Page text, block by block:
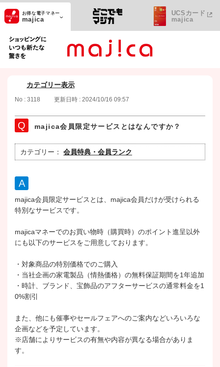
ショッピングにいつも新たな驚きを
お得な電子マネー
majica
UCSカード
majica
カテゴリー表示
No : 3118 更新日時 : 2024/10/16 09:57
majica会員限定サービスとはなんですか？
カテゴリー： 会員特典・会員ランク
majica会員限定サービスとは、majica会員だけが受けられる
特別なサービスです。
majicaマネーでのお買い物時（購買時）のポイント進呈以外
にも以下のサービスをご用意しております。
・対象商品の特別価格でのご購入
・当社企画の家電製品（情熱価格）の無料保証期間を1年追加
・時計、ブランド、宝飾品のアフターサービスの通常料金を1
0%割引
また、他にも催事やセールフェアへのご案内などいろいろな
企画などを予定しています。
※店舗によりサービスの有無や内容が異なる場合がありま
す。